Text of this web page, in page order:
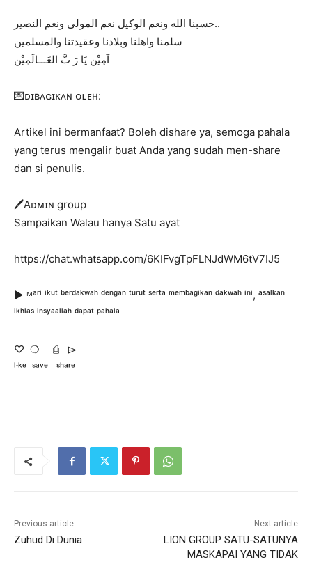
حسبنا الله ونعم الوكيل نعم المولى ونعم النصير..
سلمنا واهلنا وبلادنا وعقيدتنا والمسلمين
آمِيْن يَا رَ بَّ العَـــالَمِيْن
💌ᴅɪʙᴀɢɪᴋᴀɴ ᴏʟᴇʜ:
Artikel ini bermanfaat? Boleh dishare ya, semoga pahala
yang terus mengalir buat Anda yang sudah men-share
dan si penulis.
🖊Aᴅᴍɪɴ group
Sampaikan Walau hanya Satu ayat
https://chat.whatsapp.com/6KIFvgTpFLNJdWM6tV7IJ5
▶️ ᴹᵃʳⁱ ⁱᵏᵘᵗ ᵇᵉʳᵈᵃᵏʷᵃʰ ᵈᵉⁿᵍᵃⁿ ᵗᵘʳᵘᵗ ˢᵉʳᵗᵃ ᵐᵉᵐᵇᵃᵍⁱᵏᵃⁿ ᵈᵃᵏʷᵃʰ ⁱⁿⁱ, ᵃˢᵃˡᵏᵃⁿ
ⁱᵏʰˡᵃˢ ⁱⁿˢʸᵃᵃˡˡᵃʰ ᵈᵃᵖᵃᵗ ᵖᵃʰᵃˡᵃ
♡ㅤ ❍ㅤ ⎙ㅤ ⌲
ˡᶦᵏᵉ ˢᵃᵛᵉ ˢʰᵃʳᵉ
Previous article
Zuhud Di Dunia
Next article
LION GROUP SATU-SATUNYA
MASKAPAI YANG TIDAK